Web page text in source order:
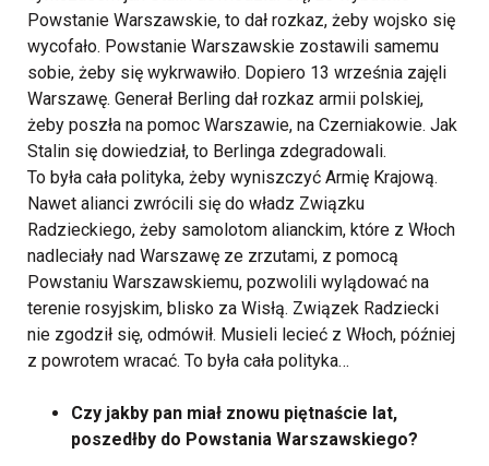
Powstanie Warszawskie, to dał rozkaz, żeby wojsko się
wycofało. Powstanie Warszawskie zostawili samemu
sobie, żeby się wykrwawiło. Dopiero 13 września zajęli
Warszawę. Generał Berling dał rozkaz armii polskiej,
żeby poszła na pomoc Warszawie, na Czerniakowie. Jak
Stalin się dowiedział, to Berlinga zdegradowali.
To była cała polityka, żeby wyniszczyć Armię Krajową.
Nawet alianci zwrócili się do władz Związku
Radzieckiego, żeby samolotom alianckim, które z Włoch
nadleciały nad Warszawę ze zrzutami, z pomocą
Powstaniu Warszawskiemu, pozwolili wylądować na
terenie rosyjskim, blisko za Wisłą. Związek Radziecki
nie zgodził się, odmówił. Musieli lecieć z Włoch, później
z powrotem wracać. To była cała polityka…
Czy jakby pan miał znowu piętnaście lat,
poszedłby do Powstania Warszawskiego?